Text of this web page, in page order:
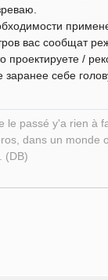
вас сообщат
проектируете /
заранее себе
le passé y'a rien à
dans un monde
(DB)